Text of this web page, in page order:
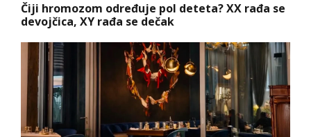
Čiji hromozom određuje pol deteta? XX rađa se
devojčica, XY rađa se dečak